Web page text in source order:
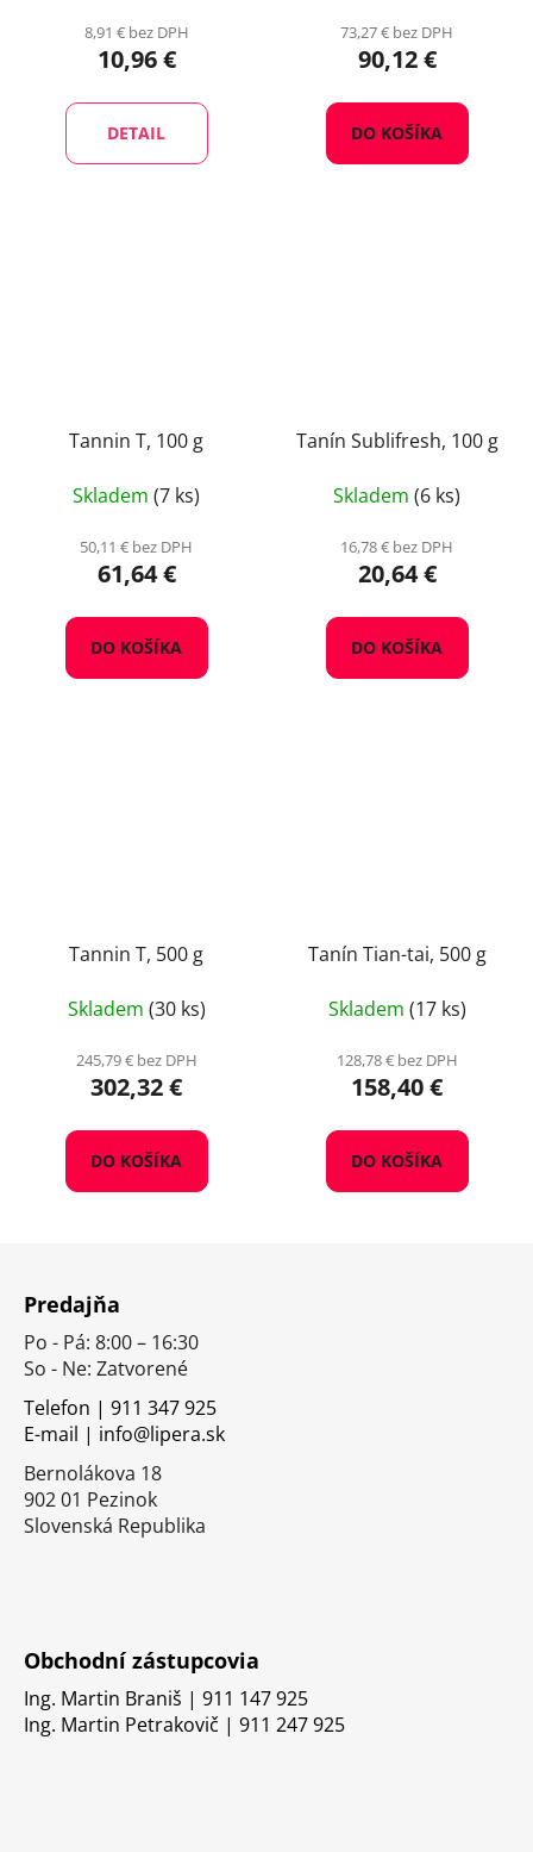
8,91 € bez DPH
10,96 €
DETAIL
73,27 € bez DPH
90,12 €
DO KOŠÍKA
Tannin T, 100 g
Skladem (7 ks)
50,11 € bez DPH
61,64 €
DO KOŠÍKA
Tanín Sublifresh, 100 g
Skladem (6 ks)
16,78 € bez DPH
20,64 €
DO KOŠÍKA
Tannin T, 500 g
Skladem (30 ks)
245,79 € bez DPH
302,32 €
DO KOŠÍKA
Tanín Tian-tai, 500 g
Skladem (17 ks)
128,78 € bez DPH
158,40 €
DO KOŠÍKA
Predajňa
Po - Pá: 8:00 – 16:30
So - Ne: Zatvorené
Telefon | 911 347 925
E-mail | info@lipera.sk
Bernolákova 18
902 01 Pezinok
Slovenská Republika
Obchodní zástupcovia
Ing. Martin Braniš | 911 147 925
Ing. Martin Petrakovič | 911 247 925